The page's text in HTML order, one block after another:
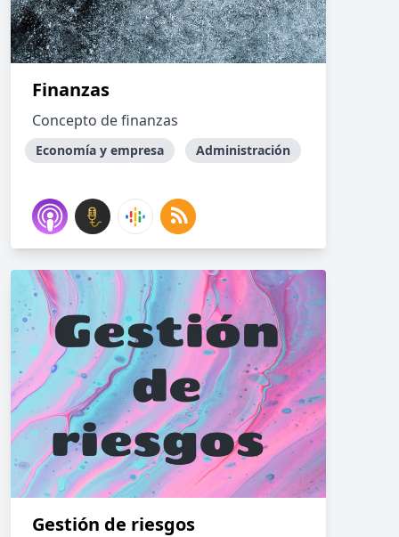
Finanzas
Concepto de finanzas
Economía y empresa Administración
Gestión de riesgos